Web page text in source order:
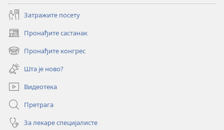
Затражите посету
Пронађите састанак
(отвара
нови
прозор)
Пронађите конгрес
(отвара
нови
прозор)
Шта је ново?
Видеотека
Претрага
За лекаре специјалисте